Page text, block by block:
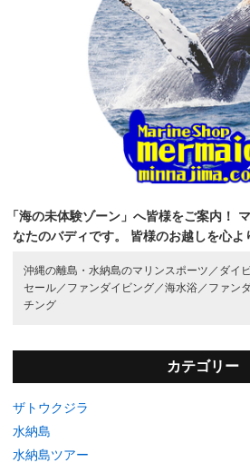
「海の未体験ゾーン」へ皆様をご案内！
なたのバディです。
皆様のお越しを心よ
沖縄の離島・水納島のマリンスポーツ／ ダイ
セール／ ファンダイビング／海水浴／ ファン
チング
カテゴリー
ザトウクジラ
水納島
水納島ツアー